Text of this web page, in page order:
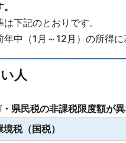
下記のとおりです。
中（1月～12月）の所得に
人
民税の非課税限度額が異
税（国税）